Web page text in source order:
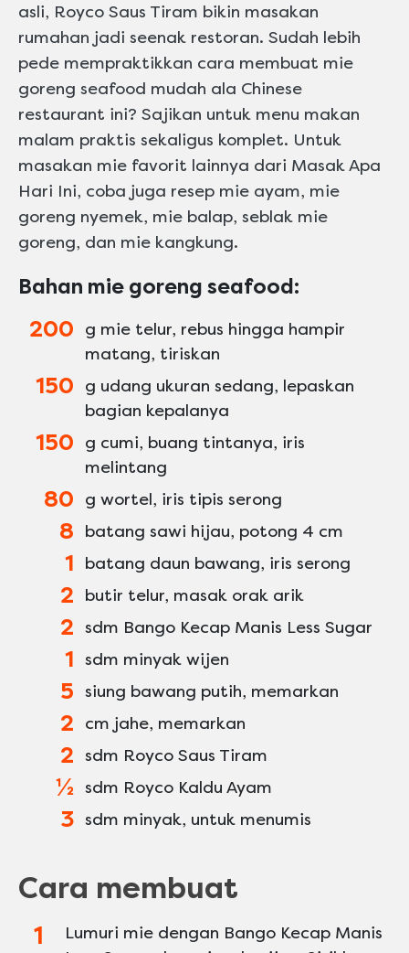
asli, Royco Saus Tiram bikin masakan
rumahan jadi seenak restoran. Sudah lebih
pede mempraktikkan cara membuat mie
goreng seafood mudah ala Chinese
restaurant ini? Sajikan untuk menu makan
malam praktis sekaligus komplet. Untuk
masakan mie favorit lainnya dari Masak Apa
Hari Ini, coba juga resep mie ayam, mie
goreng nyemek, mie balap, seblak mie
goreng, dan mie kangkung.
Bahan mie goreng seafood:
200
g mie telur, rebus hingga hampir
matang, tiriskan
150
g udang ukuran sedang, lepaskan
bagian kepalanya
150
g cumi, buang tintanya, iris
melintang
80 g wortel, iris tipis serong
8 batang sawi hijau, potong 4 cm
1 batang daun bawang, iris serong
2 butir telur, masak orak arik
2 sdm Bango Kecap Manis Less Sugar
1 sdm minyak wijen
5 siung bawang putih, memarkan
2 cm jahe, memarkan
2 sdm Royco Saus Tiram
½ sdm Royco Kaldu Ayam
3 sdm minyak, untuk menumis
Cara membuat
Lumuri mie dengan Bango Kecap Manis